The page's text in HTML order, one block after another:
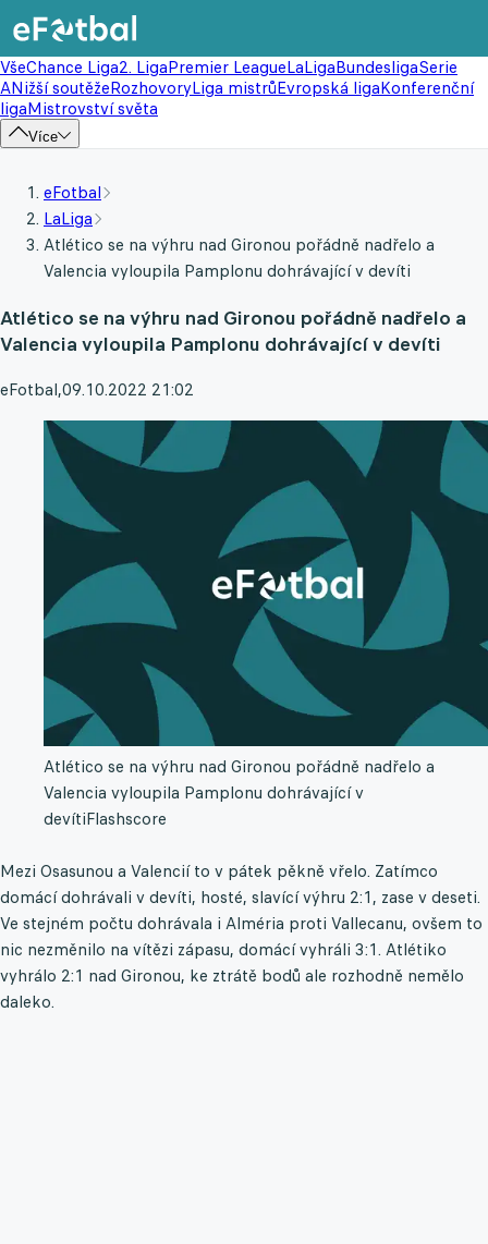
VšeChance Liga2. LigaPremier LeagueLaLigaBundesligaSerie
ANižší soutěžeRozhovoryLiga mistrůEvropská ligaKonferenční
ligaMistrovství světa
Více
eFotbal
LaLiga
Atlético se na výhru nad Gironou pořádně nadřelo a
Valencia vyloupila Pamplonu dohrávající v devíti
Atlético se na výhru nad Gironou pořádně nadřelo a
Valencia vyloupila Pamplonu dohrávající v devíti
eFotbal,09.10.2022 21:02
Atlético se na výhru nad Gironou pořádně nadřelo a
Valencia vyloupila Pamplonu dohrávající v
devítiFlashscore
Mezi Osasunou a Valencií to v pátek pěkně vřelo. Zatímco
domácí dohrávali v devíti, hosté, slavící výhru 2:1, zase v deseti.
Ve stejném počtu dohrávala i Alméria proti Vallecanu, ovšem to
nic nezměnilo na vítězi zápasu, domácí vyhráli 3:1. Atlétiko
vyhrálo 2:1 nad Gironou, ke ztrátě bodů ale rozhodně nemělo
daleko.